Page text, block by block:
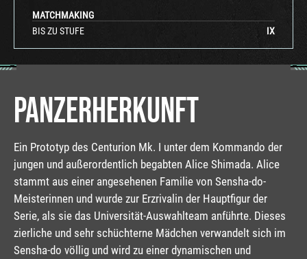
MATCHMAKING
BIS ZU STUFE
IX
PANZERHERKUNFT
Ein Prototyp des Centurion Mk. I unter dem Kommando der
jungen und außerordentlich begabten Alice Shimada. Alice
stammt aus einer angesehenen Familie von Sensha-do-
Meisterinnen und wurde zur Erzrivalin der Hauptfigur der
Serie, als sie das Universität-Auswahlteam anführte. Dieses
zierliche und sehr schüchterne Mädchen verwandelt sich im
Sensha-do völlig und wird zu einer dynamischen und